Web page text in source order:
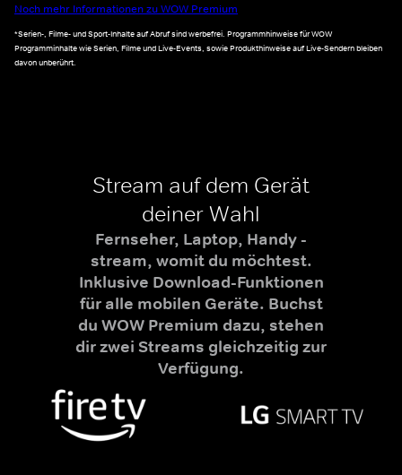
Noch mehr Informationen zu WOW Premium
*Serien-, Filme- und Sport-Inhalte auf Abruf sind werbefrei. Programmhinweise für WOW
Programminhalte wie Serien, Filme und Live-Events, sowie Produkthinweise auf Live-Sendern bleiben
davon unberührt.
Stream auf dem Gerät
deiner Wahl
Fernseher, Laptop, Handy -
stream, womit du möchtest.
Inklusive Download-Funktionen
für alle mobilen Geräte. Buchst
du WOW Premium dazu, stehen
dir zwei Streams gleichzeitig zur
Verfügung.